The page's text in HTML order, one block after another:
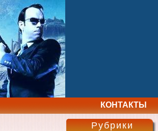
КОНТАКТЫ
Рубрики